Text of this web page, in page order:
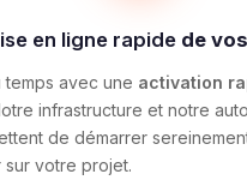
en ligne rapide de
temps avec une activation
infrastructure et notre
de démarrer
votre projet.